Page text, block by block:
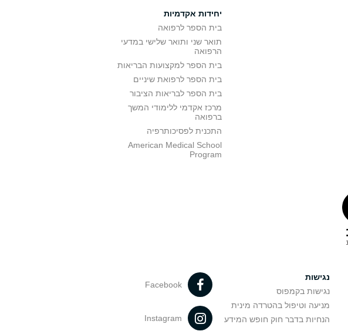
יחידות אקדמיות
בית הספר לרפואה
תואר שני ותואר שלישי במדעי
הרפואה
בית הספר למקצועות הבריאות
בית הספר לרפואת שיניים
בית הספר לבריאות הציבור
מרכז אקדמי ללימודי המשך
ברפואה
התכנית לפסיכותרפיה
American Medical School
Program
נגישות
נגישות בקמפוס
מניעה וטיפול בהטרדה מינית
הנחיות בדבר חוק חופש המידע
Facebook
Instagram